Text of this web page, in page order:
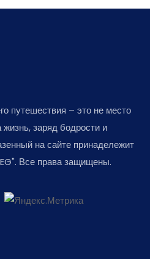
путешествия – это не место
жизнь, заряд бодрости и
на сайте принадележит
Все права защищены.